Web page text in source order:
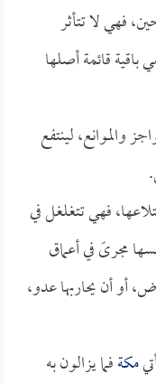
فهي لا تتأثر
باقية قائمة أصلها
والموانع، لينتفع
فهي تتغلغل في
مجرىً في أعماق
أو أن يحاربها عدو،
مكةفما يزالون به